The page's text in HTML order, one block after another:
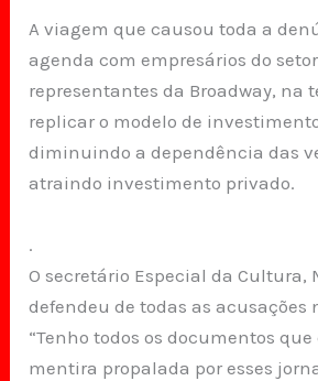
A viagem que causou toda a
agenda com empresários do
representantes da Broadway, na
replicar o modelo de
diminuindo a dependência das
atraindo investimento privado.
.
O secretário Especial da Cultura,
defendeu de todas as acusações
“Tenho todos os documentos
mentira propalada por esses